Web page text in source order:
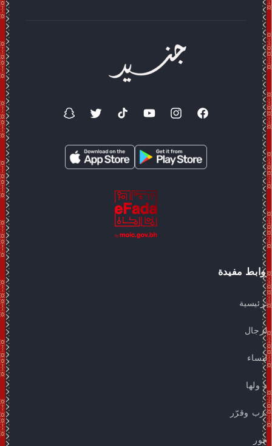
فيسبوكانستغرامموقع
تيك
تويتر
سناب
روابط مفيدة
الرئيسية
للرجال
للنساء
له ولها
جرب وقرّر
بخور